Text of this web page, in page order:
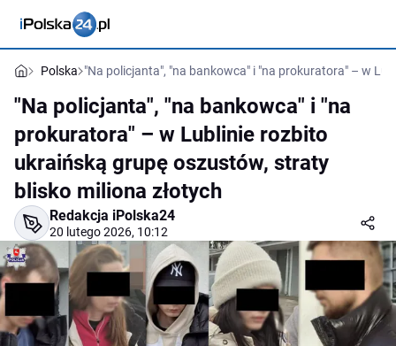
Polska "Na policjanta", "na bankowca" i "na prokuratora" – w
"Na policjanta", "na bankowca" i "na
prokuratora" – w Lublinie rozbito
ukraińską grupę oszustów, straty
blisko miliona złotych
Redakcja iPolska24
20 lutego 2026, 10:12